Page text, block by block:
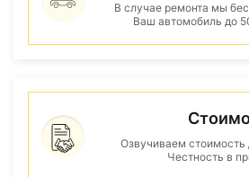
В случае ремонта мы
Ваш автомобиль до
Озвучиваем стоимость
Честность в